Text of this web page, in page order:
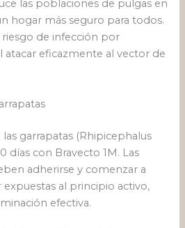
las poblaciones de pulgas en
hogar más seguro para todos.
de infección por
atacar eficazmente al vector de
garrapatas (Rhipicephalus
días con Bravecto 1M. Las
adherirse y comenzar a
expuestas al principio activo,
efectiva.